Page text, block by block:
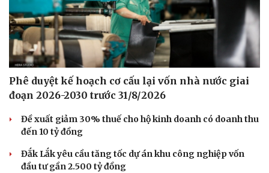
Phê duyệt kế hoạch cơ cấu lại vốn nhà nước giai
đoạn 2026-2030 trước 31/8/2026
Đề xuất giảm 30% thuế cho hộ kinh doanh có doanh thu
đến 10 tỷ đồng
Đắk Lắk yêu cầu tăng tốc dự án khu công nghiệp vốn
đầu tư gần 2.500 tỷ đồng